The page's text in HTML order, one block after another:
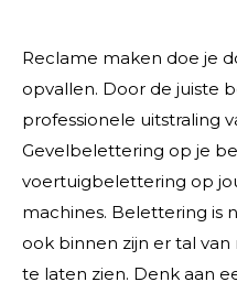
Reclame maken doe je
opvallen. Door de juiste
professionele uitstraling
Gevelbelettering op je
voertuigbelettering op
machines. Belettering is
ook binnen zijn er tal
te laten zien. Denk aan